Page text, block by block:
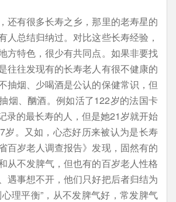
还有很多长寿之乡，那里的老寿星的
人总结归纳过。对比这些长寿经验，
方特色，很少有共同点。如果非要找
往往发现有的长寿老人有很不健康的
抽烟、少喝酒是公认的保健常识，但
烟、酗酒。例如活了122岁的法国卡
录的最长寿的人，但是她21岁就开始
岁。又如，心态好历来被认为是长寿
百岁老人调查报告》发现，固然有的
从不发脾气，但也有的百岁老人性格
遇事想不开，他们只好把后者归结为
理平衡”，从不发脾气好，常发脾气